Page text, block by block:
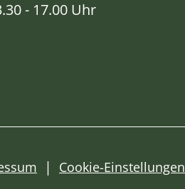
- 17.00 Uhr
Cookie-Einstellungen